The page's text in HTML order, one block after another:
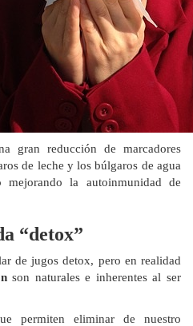
gran reducción de marcadores
de leche y los búlgaros de agua
mejorando la autoinmunidad de
“detox”
de jugos detox, pero en realidad
son naturales e inherentes al ser
permiten eliminar de nuestro